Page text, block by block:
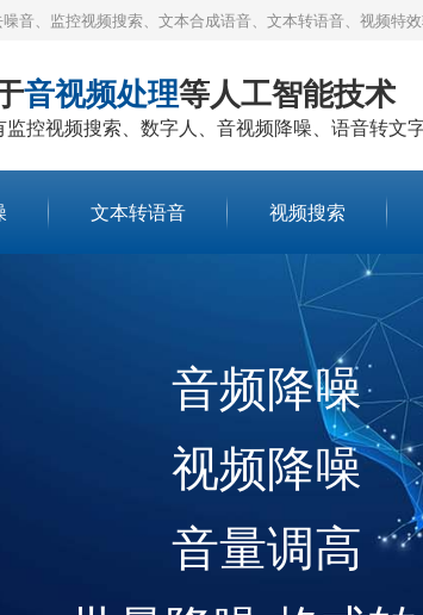
音、监控视频搜索、文本合成语音、文本转语音、视频特
音视频处理等人工智能技术
监控视频搜索、数字人、音视频降噪、语音转文
文本转语音 视频搜索
语音识别文字
批量转文字
人工智能 识别